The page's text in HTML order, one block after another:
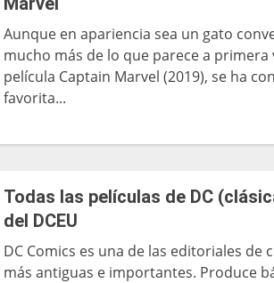
Aunque en apariencia sea un gato
mucho más de lo que parece a primera
película Captain Marvel (2019), se ha
favorita...
Todas las películas de DC
del DCEU
DC Comics es una de las editoriales de
más antiguas e importantes. Produce